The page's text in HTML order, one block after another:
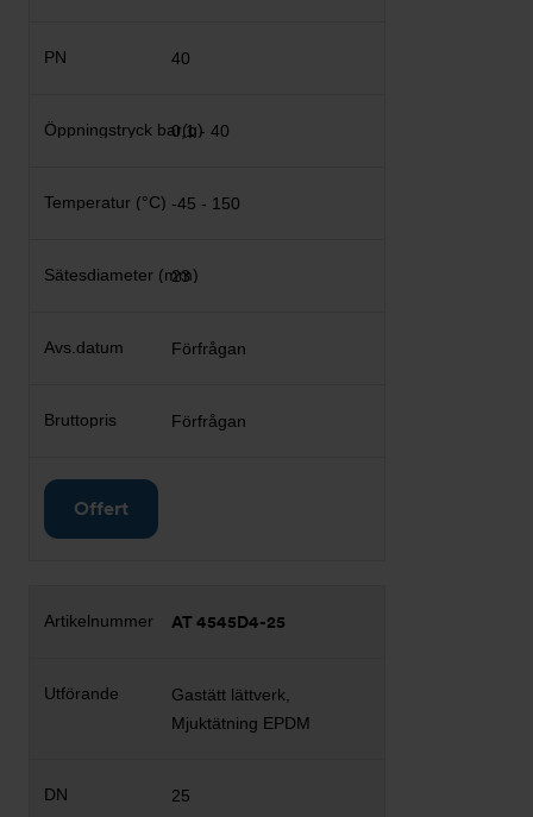
40
0,1 - 40
-45 - 150
23
Förfrågan
Förfrågan
Offert
AT 4545D4-25
Gastätt lättverk,
Mjuktätning EPDM
25